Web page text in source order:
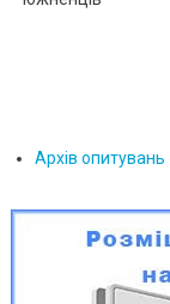
Архів опитувань